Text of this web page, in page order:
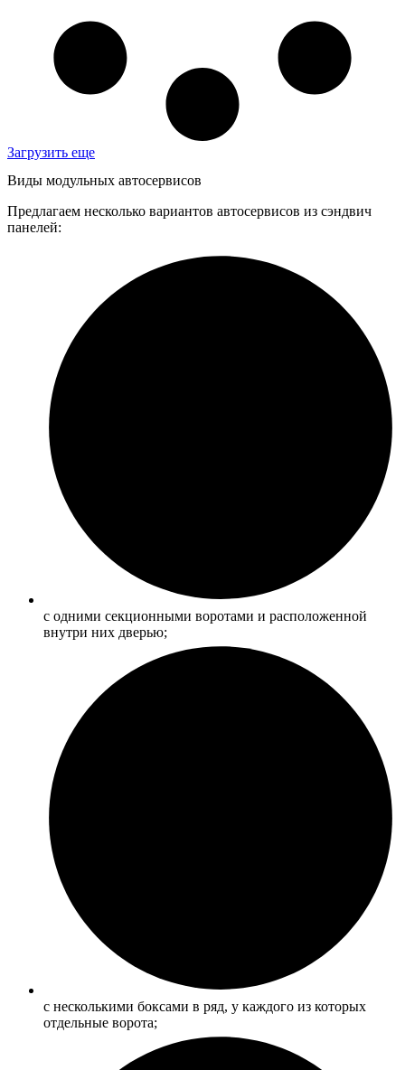
Загрузить еще
Виды модульных автосервисов
Предлагаем несколько вариантов автосервисов из сэндвич
панелей:
с одними секционными воротами и расположенной
внутри них дверью;
с несколькими боксами в ряд, у каждого из которых
отдельные ворота;